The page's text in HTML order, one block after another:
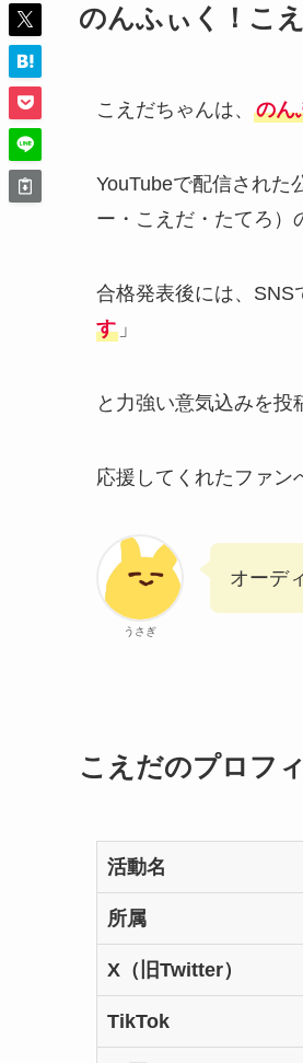
のんふぃく！こ
こえだちゃんは、 のん
YouTubeで配信された
ー・こえだ・たてろ）
合格発表後には、SNS
す 」
と力強い意気込みを投
応援してくれたファン
うさぎ
オーデ
こえだのプロフ
活動名
所属
X（旧Twitter）
TikTok